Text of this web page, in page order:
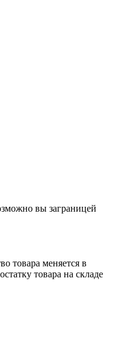
вы заграницей
товара меняется в
товара на складе